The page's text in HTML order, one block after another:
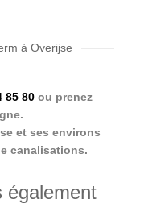
à Overijse
85 80 ou prenez
et ses environs
canalisations.
également